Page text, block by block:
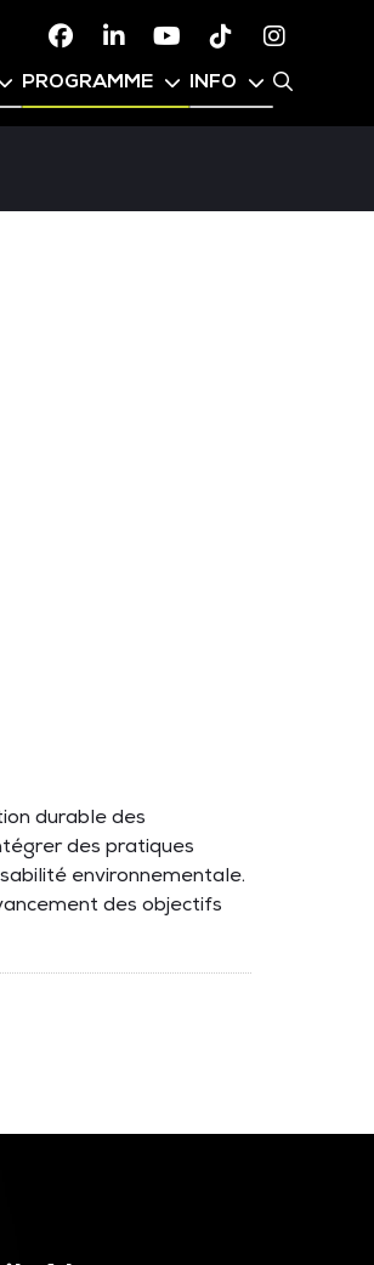
FacebookLinkedinYoutubeTikTok
PROGRAMME INFO
durable des
des pratiques
environnementale.
des objectifs